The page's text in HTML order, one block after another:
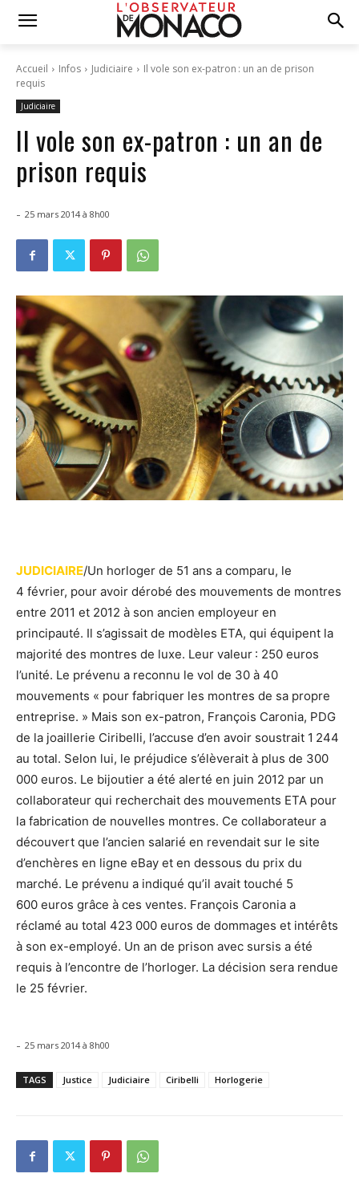
Accueil Infos Judiciaire
Il vole son ex-patron : un an de prison
requis
Judiciaire
Il vole son ex-patron : un an de
prison requis
- 25 mars 2014 à 8h00
JUDICIAIRE/Un horloger de 51 ans a comparu, le
4 février, pour avoir dérobé des mouvements de montres
entre 2011 et 2012 à son ancien employeur en
principauté. Il s’agissait de modèles ETA, qui équipent la
majorité des montres de luxe. Leur valeur : 250 euros
l’unité. Le prévenu a reconnu le vol de 30 à 40
mouvements « pour fabriquer les montres de sa propre
entreprise. » Mais son ex-patron, François Caronia, PDG
de la joaillerie Ciribelli, l’accuse d’en avoir soustrait 1 244
au total. Selon lui, le préjudice s’élèverait à plus de 300
000 euros. Le bijoutier a été alerté en juin 2012 par un
collaborateur qui recherchait des mouvements ETA pour
la fabrication de nouvelles montres. Ce collaborateur a
découvert que l’ancien salarié en revendait sur le site
d’enchères en ligne eBay et en dessous du prix du
marché. Le prévenu a indiqué qu’il avait touché 5
600 euros grâce à ces ventes. François Caronia a
réclamé au total 423 000 euros de dommages et intérêts
à son ex-employé. Un an de prison avec sursis a été
requis à l’encontre de l’horloger. La décision sera rendue
le 25 février.
- 25 mars 2014 à 8h00
TAGS Justice Judiciaire Ciribelli Horlogerie